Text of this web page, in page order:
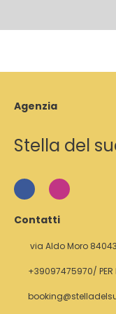
Agenzia
Stella del
Contatti
via Aldo Moro
+39097475970/ PER